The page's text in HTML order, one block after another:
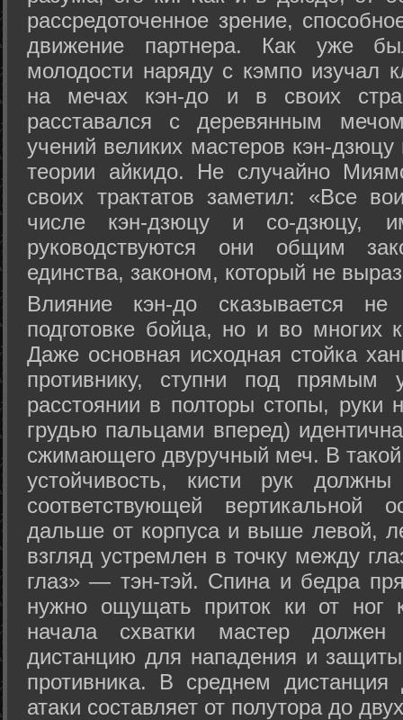
рассредоточенное зрение,
движение партнера. Как уже
молодости наряду с кэмпо изучал
на мечах кэн-до и в своих
расставался с деревянным
учений великих мастеров кэн-
теории айкидо. Не случайно
своих трактатов заметил: «Все
числе кэн-дзюцу и со-дзюцу,
руководствуются они общим
единства, законом, который не
Влияние кэн-до сказывается не
подготовке бойца, но и во многих
Даже основная исходная стойка
противнику, ступни под прямым
расстоянии в полторы стопы, руки
грудью пальцами вперед)
сжимающего двуручный меч. В
устойчивость, кисти рук
соответствующей
дальше от корпуса и выше левой,
взгляд устремлен в точку между
глаз» — тэн-тэй. Спина и бедра
нужно ощущать приток ки от
начала схватки мастер должен
дистанцию для нападения и
противника. В среднем
атаки составляет от полутора до